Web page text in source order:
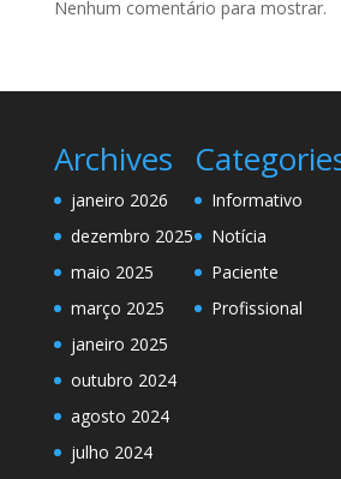
Nenhum comentário para mostrar.
Archives
janeiro 2026
dezembro 2025
maio 2025
março 2025
janeiro 2025
outubro 2024
agosto 2024
julho 2024
Informativo
Notícia
Paciente
Profissional